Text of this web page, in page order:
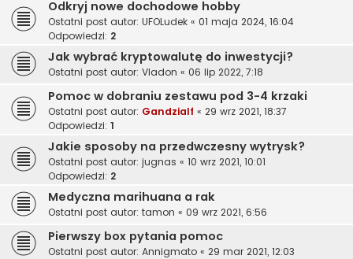
Odkryj nowe dochodowe hobby
Ostatni post autor: UFOLudek « 01 maja 2024, 16:04
Odpowiedzi: 2
Jak wybrać kryptowalutę do inwestycji?
Ostatni post autor: Vladon « 06 lip 2022, 7:18
Pomoc w dobraniu zestawu pod 3-4 krzaki
Ostatni post autor: Gandzialf « 29 wrz 2021, 18:37
Odpowiedzi: 1
Jakie sposoby na przedwczesny wytrysk?
Ostatni post autor: jugnas « 10 wrz 2021, 10:01
Odpowiedzi: 2
Medyczna marihuana a rak
Ostatni post autor: tamon « 09 wrz 2021, 6:56
Pierwszy box pytania pomoc
Ostatni post autor: Annigmato « 29 mar 2021, 12:03